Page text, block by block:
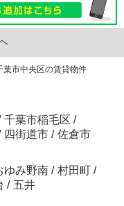
葉市中央区の賃貸物件
千葉市稲毛区 /
四街道市 / 佐倉市
ゆみ野南 / 村田町 /
/ 五井